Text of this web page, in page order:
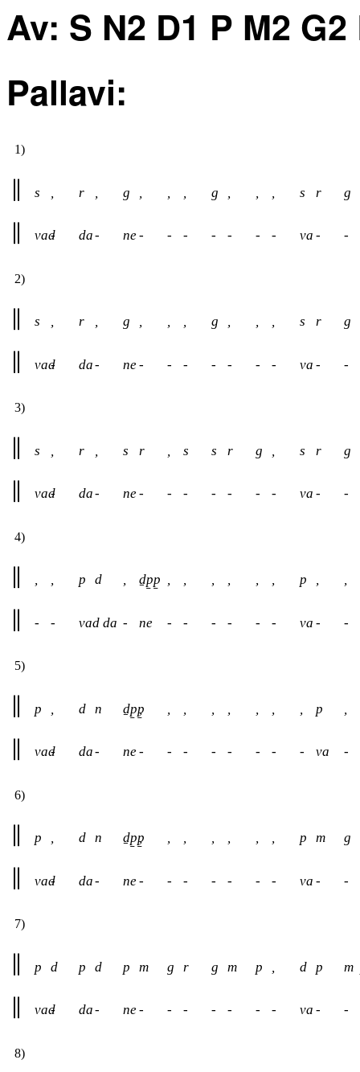
Av: S N2 D1 P M2 G2
Pallavi:
1)
s r g g s r g
vad
- da- ne- - - - - - - va - -
2)
s , r , g , , , g , , , s r g
vad
- da- ne- - - - - - - va - -
3)
s r s r s s r g s r g
vad
- da- ne- - - - - - - va - -
4)
, , p d , ḏp̱p̱ , , , , , , p , ,
- - vad da - ne - - - - - - va - -
5)
p d n ḏp̱p̱
, p
vad
- da- ne- - - - - - - - va -
6)
p , d n ḏp̱p̱
, , , , , , , p m g
vad
- da- ne- - - - - - - va - -
7)
p d p d p m g r g m p d p m
vad
- da- ne- - - - - - - va - -
8)